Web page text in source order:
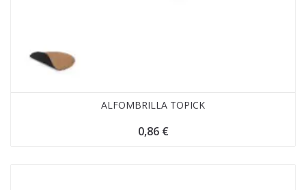
ALFOMBRILLA TOPICK
0,86 €